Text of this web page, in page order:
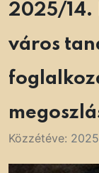
2025/14.
város
Közzétéve: